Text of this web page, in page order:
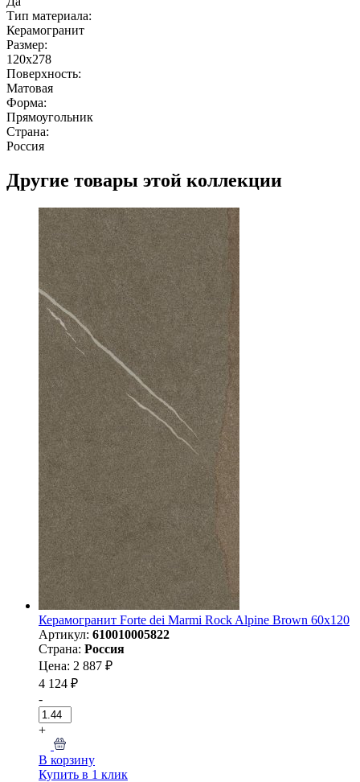
Тип материала:
Керамогранит
Размер:
120x278
Поверхность:
Матовая
Форма:
Прямоугольник
Страна:
Россия
Другие товары этой коллекции
Керамогранит Forte dei Marmi Rock Alpine Brown 60x120
Артикул: 610010005822
Страна: Россия
Цена: 2 887 ₽
4 124 ₽
-
+
В корзину
Купить в 1 клик